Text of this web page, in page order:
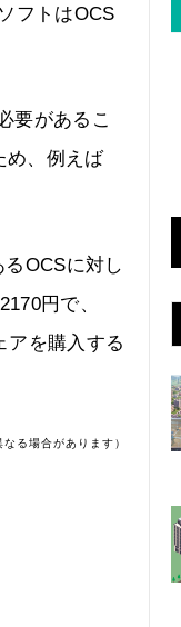
フトはOCS
要があるこ
め、例えば
OCSに対し
円で、
アを購入する
る場合があります）